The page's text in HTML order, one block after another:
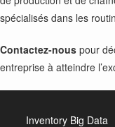
spécialisés dans les
Contactez-nous pour
entreprise à atteindre
Inventory Big Data